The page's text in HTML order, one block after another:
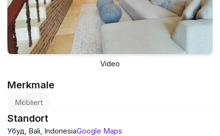
Video
Merkmale
Möbliert
Standort
Убуд, Bali, IndonesiaGoogle Maps